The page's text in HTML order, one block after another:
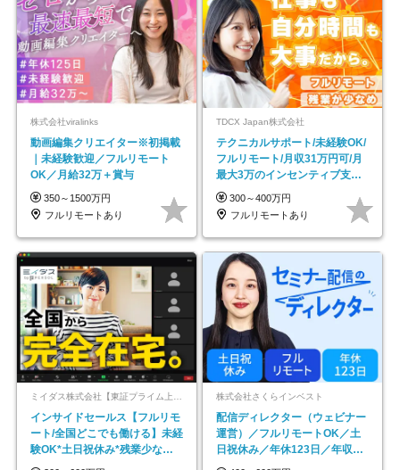
株式会社viralinks
動画編集クリエイター※初掲載
｜未経験歓迎／フルリモート
OK／月給32万＋賞与
350～1500万円
フルリモートあり
TDCX Japan株式会社
テクニカルサポート/未経験OK/
フルリモート/月収31万円可/月
最大3万のインセンティブ支給/
平均年齢33歳
300～400万円
フルリモートあり
ミイダス株式会社【東証プライム上場パーソルグループ】
インサイドセールス【フルリモ
ート/全国どこでも働ける】未経
験OK*土日祝休み*残業少なめ*
在宅勤務手当あり
株式会社さくらインベスト
配信ディレクター（ウェビナー
運営）／フルリモートOK／土
日祝休み／年休123日／年収
600万円可